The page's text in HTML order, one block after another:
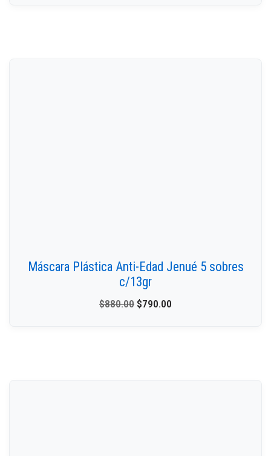
Máscara Plástica Anti-Edad Jenué 5 sobres
c/13gr
$880.00 $790.00